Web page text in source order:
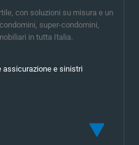
con soluzioni su misura e un
super-condomini,
in tutta Italia.
assicurazione e sinistri